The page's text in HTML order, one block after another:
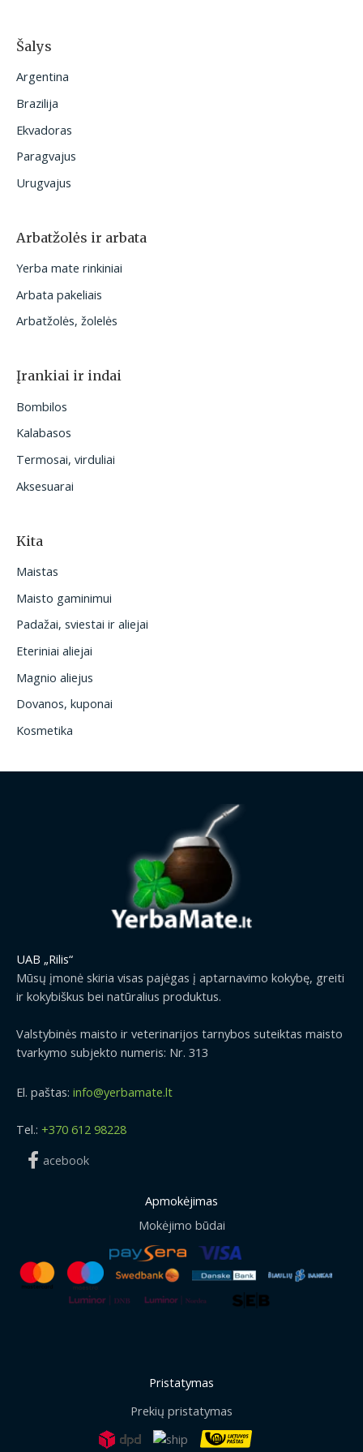
Šalys
Argentina
Brazilija
Ekvadoras
Paragvajus
Urugvajus
Arbatžolės ir arbata
Yerba mate rinkiniai
Arbata pakeliais
Arbatžolės, žolelės
Įrankiai ir indai
Bombilos
Kalabasos
Termosai, virduliai
Aksesuarai
Kita
Maistas
Maisto gaminimui
Padažai, sviestai ir aliejai
Eteriniai aliejai
Magnio aliejus
Dovanos, kuponai
Kosmetika
UAB „Rilis“
Mūsų įmonė skiria visas pajėgas į aptarnavimo kokybę, greiti
ir kokybiškus bei natūralius produktus.
Valstybinės maisto ir veterinarijos tarnybos suteiktas maisto
tvarkymo subjekto numeris: Nr. 313
El. paštas: info@yerbamate.lt
Tel.: +370 612 98228
acebook
Apmokėjimas
Mokėjimo būdai
Pristatymas
Prekių pristatymas